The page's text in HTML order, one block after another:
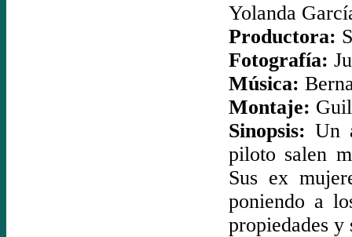
Yolanda
Productora:
Fotografía:
Música:
Montaje:
Sinopsis: Un
piloto salen
Sus ex
poniendo a
propiedades y